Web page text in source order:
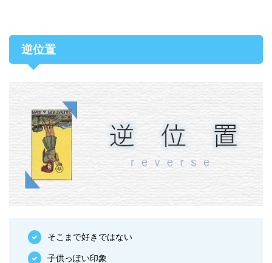
逆位置
そこまで好きではない
子供っぽい印象